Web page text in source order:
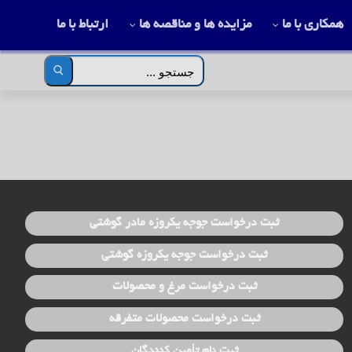
همکاری با ما مزایده ها و مناقصه ها ارتباط با ما
جستجو
برای:
ثبت درخواست جوجه یکروزه مادر گوشتی
ثبت درخواست جوجه یکروزه گوشتی
ثبت درخواست مرغ و محصولات
ثبت درخواست محصولات متفرقه